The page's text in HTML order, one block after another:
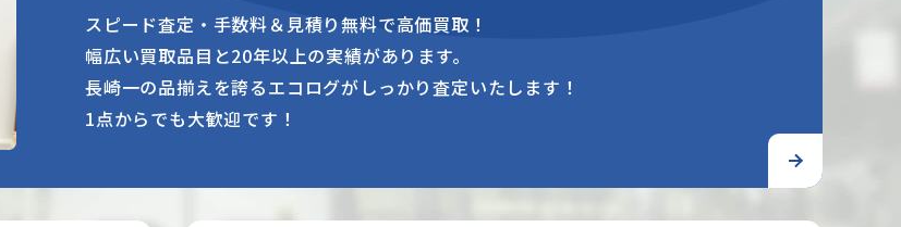
スピード査定・手数料＆見積り無料で高価買取！
幅広い買取品目と20年以上の実績があります。
長崎一の品揃えを誇るエコログがしっかり査定いたします！
1点からでも大歓迎です！